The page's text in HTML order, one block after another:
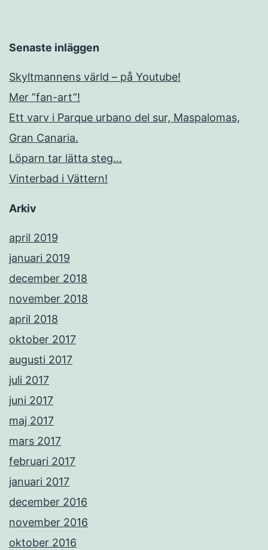
Senaste inläggen
Skyltmannens värld – på Youtube!
Mer ”fan-art”!
Ett varv i Parque urbano del sur, Maspalomas,
Gran Canaria.
Löparn tar lätta steg…
Vinterbad i Vättern!
Arkiv
april 2019
januari 2019
december 2018
november 2018
april 2018
oktober 2017
augusti 2017
juli 2017
juni 2017
maj 2017
mars 2017
februari 2017
januari 2017
december 2016
november 2016
oktober 2016